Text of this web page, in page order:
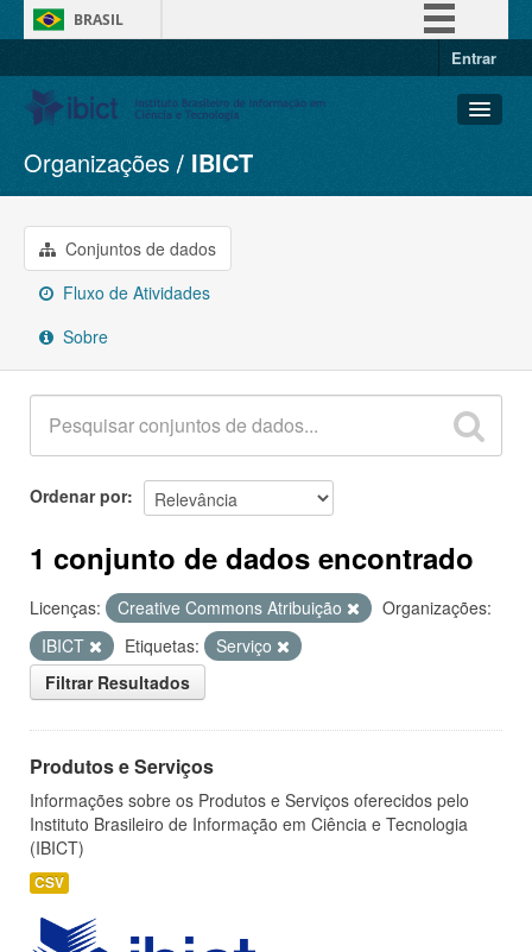
BRASIL
Entrar
Conjuntos de dados
Organizações
Grupos
Sobre
Organizações IBICT
Conjuntos de dados
Fluxo de Atividades
Sobre
Ordenar por
1 conjunto de dados encontrado
Licenças: Creative Commons Atribuição
Organizações:
IBICT
Etiquetas:
Serviço
Filtrar Resultados
Produtos e Serviços
Informações sobre os Produtos e Serviços oferecidos pelo
Instituto Brasileiro de Informação em Ciência e Tecnologia
(IBICT)
CSV